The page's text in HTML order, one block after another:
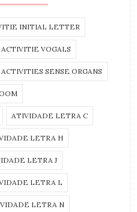
INITIAL LETTER
ACTIVITIE VOGALS
ACTIVITIES SENSE ORGANS
ATIVIDADE LETRA C
LETRA H
LETRA J
LETRA L
LETRA N